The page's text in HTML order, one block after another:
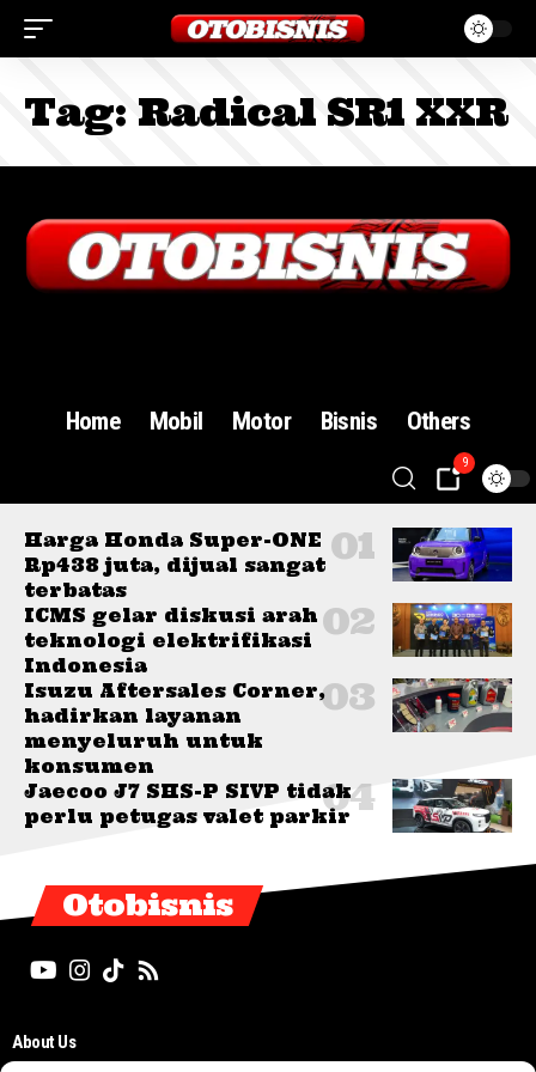
Tag: Radical SR1 XXR
Home Mobil Motor Bisnis Others
9
Harga Honda Super-ONE
Rp438 juta, dijual sangat
terbatas
ICMS gelar diskusi arah
teknologi elektrifikasi
Indonesia
Isuzu Aftersales Corner,
hadirkan layanan
menyeluruh untuk
konsumen
Jaecoo J7 SHS-P SIVP tidak
perlu petugas valet parkir
Otobisnis
About Us